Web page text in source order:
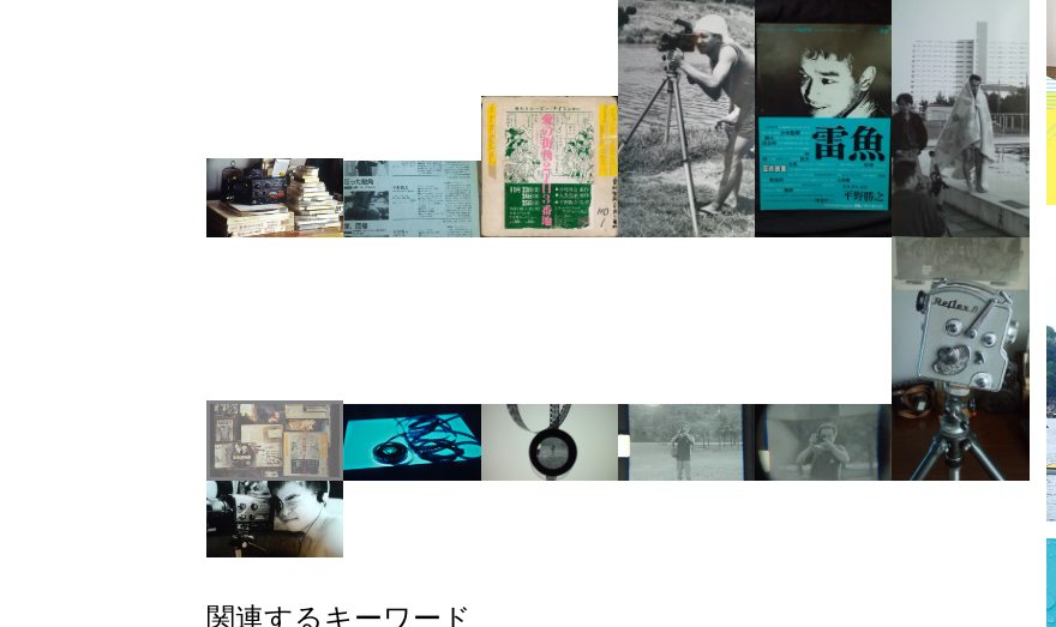
関連するキーワード